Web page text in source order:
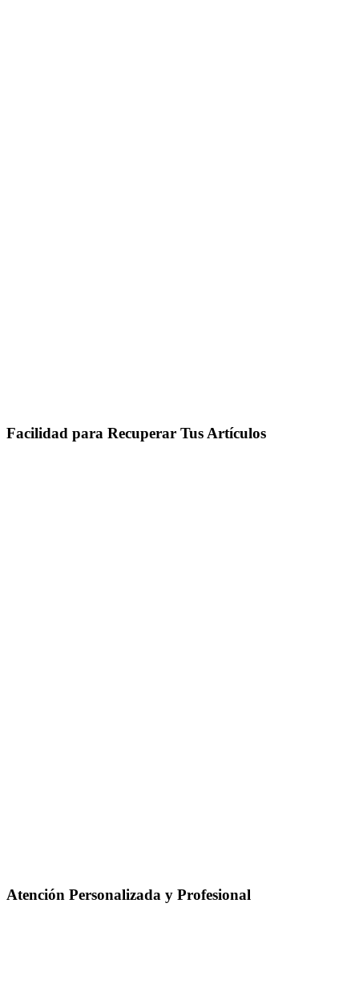
Facilidad para Recuperar Tus Artículos
Atención Personalizada y Profesional